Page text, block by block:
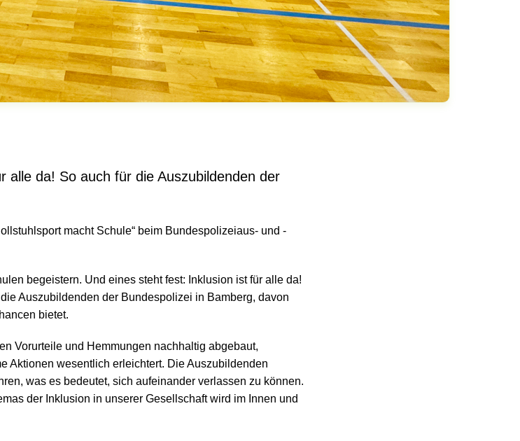
alle da! So auch für die Auszubildenden der
macht Schule“ beim Bundespolizeiaus- und -
begeistern. Und eines steht fest: Inklusion ist für alle da!
Auszubildenden der Bundespolizei in Bamberg, davon
bietet.
Vorurteile und Hemmungen nachhaltig abgebaut,
Aktionen wesentlich erleichtert. Die Auszubildenden
was es bedeutet, sich aufeinander verlassen zu können.
der Inklusion in unserer Gesellschaft wird im Innen und